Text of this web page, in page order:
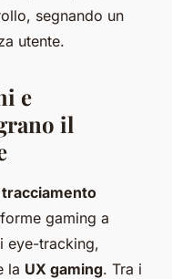
segnando un
utente.
e
il
gaming a
eye-tracking,
la UX gaming. Tra i